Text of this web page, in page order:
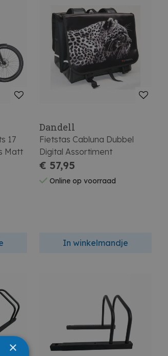
17
Matt
Dandell
Fietstas Cabluna Dubbel
Digital Assortiment
€ 57,95
Online op voorraad
In winkelmandje
×